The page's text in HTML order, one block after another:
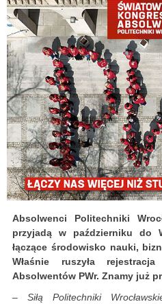
Absolwenci Politechniki
przyjadą w październiku do
łączące środowisko nauki,
Właśnie ruszyła
Absolwentów PWr. Znamy już
– Siłą Politechniki